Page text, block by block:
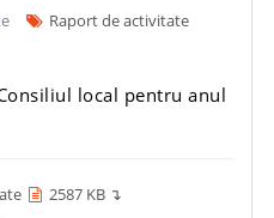
Raport de activitate
local pentru anul
2587 KB ↴